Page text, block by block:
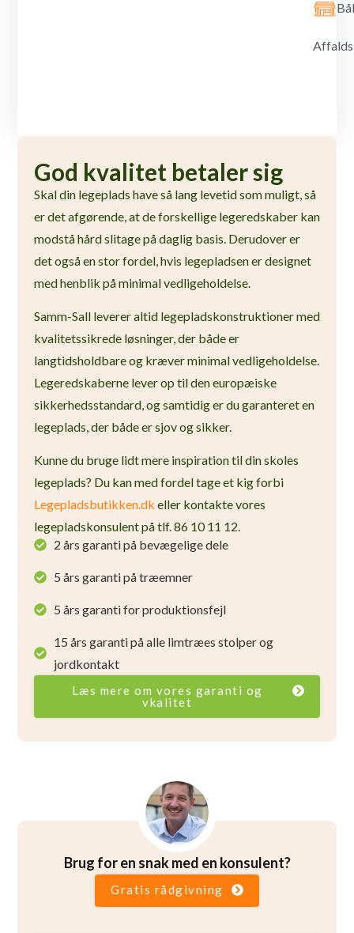
God kvalitet betaler sig
Skal din legeplads have så lang levetid som muligt, så
er det afgørende, at de forskellige legeredskaber kan
modstå hård slitage på daglig basis. Derudover er
det også en stor fordel, hvis legepladsen er designet
med henblik på minimal vedligeholdelse.
Samm-Sall leverer altid legepladskonstruktioner med
kvalitetssikrede løsninger, der både er
langtidsholdbare og kræver minimal vedligeholdelse.
Legeredskaberne lever op til den europæiske
sikkerhedsstandard, og samtidig er du garanteret en
legeplads, der både er sjov og sikker.
Kunne du bruge lidt mere inspiration til din skoles
legeplads? Du kan med fordel tage et kig forbi
Legepladsbutikken.dk eller kontakte vores
legepladskonsulent på tlf. 86 10 11 12.
2 års garanti på bevægelige dele
5 års garanti på træemner
5 års garanti for produktionsfejl
15 års garanti på alle limtræes stolper og
jordkontakt
Læs mere om vores garanti og
vkalitet
Brug for en snak med en konsulent?
Gratis rådgivning